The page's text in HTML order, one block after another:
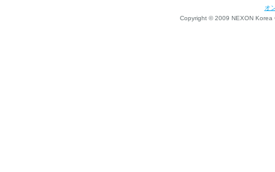
オ
Copyright © 2009 NEXON Korea